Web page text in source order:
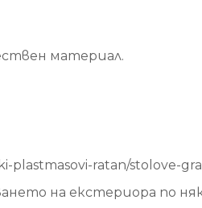
материал.
ratan/stolove-
на екстериора по